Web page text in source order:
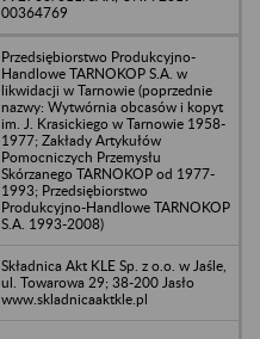
00364769
Przedsiębiorstwo Produkcyjno-
Handlowe TARNOKOP S.A. w
likwidacji w Tarnowie (poprzednie
nazwy: Wytwórnia obcasów i kopyt
im. J. Krasickiego w Tarnowie 1958-
1977; Zakłady Artykułów
Pomocniczych Przemysłu
Skórzanego TARNOKOP od 1977-
1993; Przedsiębiorstwo
Produkcyjno-Handlowe TARNOKOP
S.A. 1993-2008)
Składnica Akt KLE Sp. z o.o. w Jaśle,
ul. Towarowa 29; 38-200 Jasło
www.skladnicaaktkle.pl